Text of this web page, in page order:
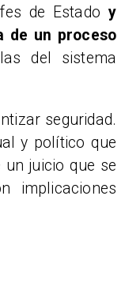
de Estado y
de un proceso
del sistema
seguridad.
y político que
un juicio que se
implicaciones